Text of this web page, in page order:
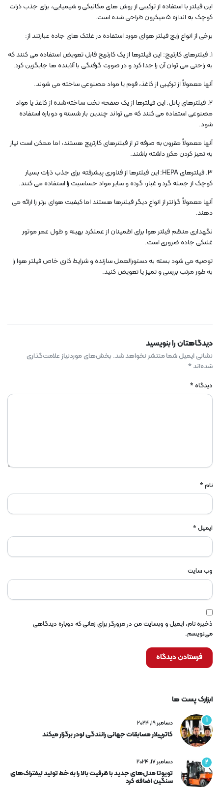
این فیلتر با استفاده از ترکیبی از روش های مکانیکی و شیمیایی، برای جذب ذرات
کوچک به اندازه 5 میکرون طراحی شده است.
برخی از انواع رایج فیلتر هوای مورد استفاده در غلتک های جاده عبارتند از:
1. فیلترهای کارتریج: این فیلترها از یک کارتریج قابل تعویض استفاده می کنند که
به راحتی می توان آن را جدا کرد و در صورت گرفتگی با آلاینده ها جایگزین کرد.
آنها معمولاً از ترکیبی از کاغذ، فوم یا مواد مصنوعی ساخته می شوند.
2. فیلترهای پانل: این فیلترها از یک صفحه تخت ساخته شده از کاغذ یا مواد
مصنوعی استفاده می کنند که می تواند چندین بار شسته و دوباره استفاده
شود.
آنها معمولاً مقرون به صرفه تر از فیلترهای کارتریج هستند، اما ممکن است نیاز
به تمیز کردن مکرر داشته باشند.
3. فیلترهای HEPA: این فیلترها از فناوری پیشرفته برای جذب ذرات بسیار
کوچک از جمله گرد و غبار، گرده و سایر مواد حساسیت زا استفاده می کنند.
آنها معمولاً گرانتر از انواع دیگر فیلترها هستند اما کیفیت هوای برتر را ارائه می
دهند.
نگهداری منظم فیلتر هوا برای اطمینان از عملکرد بهینه و طول عمر موتور
غلتکی جاده ضروری است.
توصیه می شود بسته به دستورالعمل سازنده و شرایط کاری خاص فیلتر هوا را
به طور مرتب بررسی و تمیز یا تعویض کنید.
دیدگاهتان را بنویسید
نشانی ایمیل شما منتشر نخواهد شد. بخش‌های موردنیاز علامت‌گذاری
شده‌اند*
دیدگاه *
نام *
ایمیل *
وب‌ سایت
ذخیره نام، ایمیل و وبسایت من در مرورگر برای زمانی که دوباره دیدگاهی
می‌نویسم.
ابزارک پست ها
1 دسامبر 19, 2024
کاترپیلار مسابقات جهانی رانندگی لودر برگزار میکند
2 دسامبر 17, 2024
تویوتا مدل‌های جدید با ظرفیت بالا را به خط تولید لیفتراک‌های
سنگین اضافه کرد